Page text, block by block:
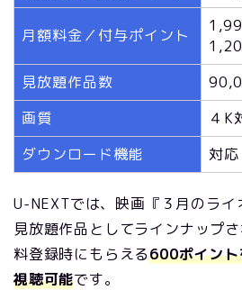
月額料金／付与ポイント
見放題作品数
画質
４K
ダウンロード機能
対応
U-NEXTでは、映画『３月のラ
見放題作品としてラインナップ
料登録時にもらえる600ポイント
視聴可能です。